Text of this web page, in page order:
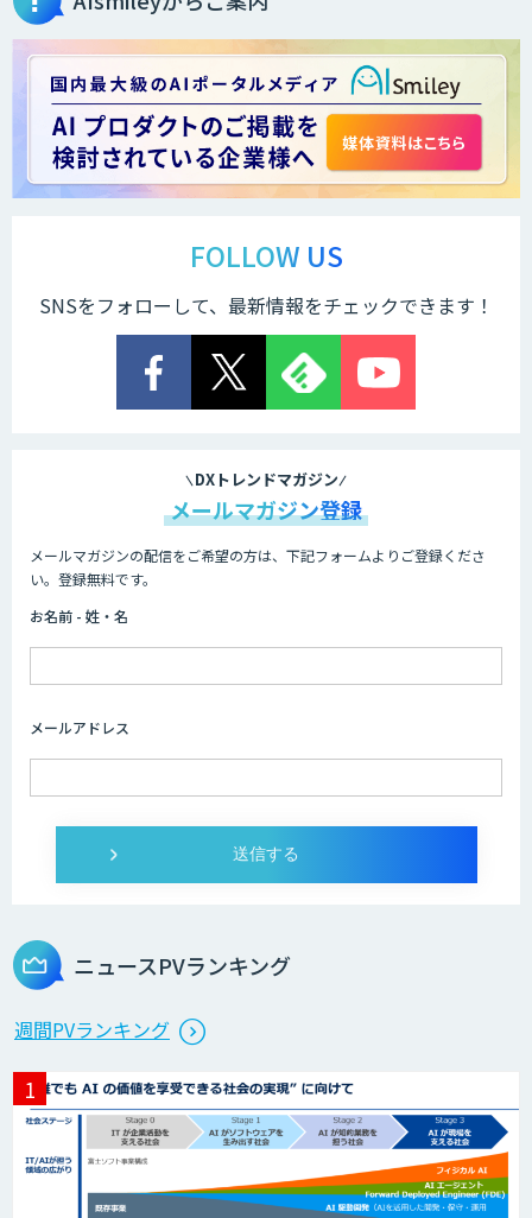
FOLLOW US
SNSをフォローして、最新情報をチェックできます！
DXトレンドマガジン
メールマガジン登録
メールマガジンの配信をご希望の方は、下記フォームよりご登録くださ
い。登録無料です。
お名前 - 姓・名
メールアドレス
ニュースPVランキング
週間PVランキング